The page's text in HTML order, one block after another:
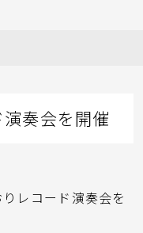
奏会を開催
りレコード演奏会を